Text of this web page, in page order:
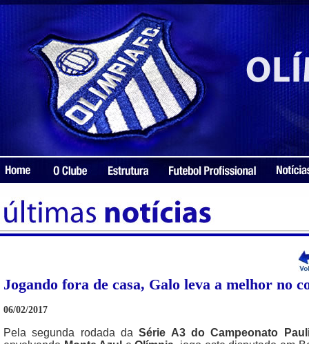
Jogando fora de casa, Galo leva a melhor no
06/02/2017
Pela segunda rodada da Série A3 do Campeonato